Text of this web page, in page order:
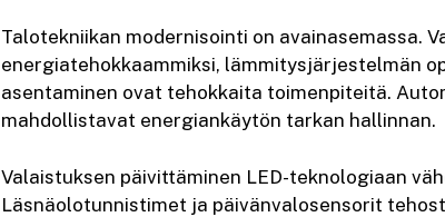
Talotekniikan modernisointi on avainasemassa.
energiatehokkaammiksi, lämmitysjärjestelmän
asentaminen ovat tehokkaita toimenpiteitä.
mahdollistavat energiankäytön tarkan hallinnan.
Valaistuksen päivittäminen LED-teknologiaan
Läsnäolotunnistimet ja päivänvalosensorit